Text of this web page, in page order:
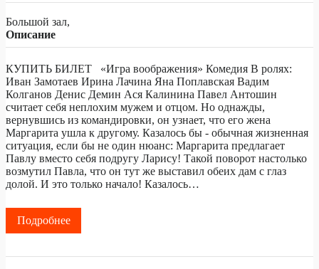
Большой зал,
Описание
КУПИТЬ БИЛЕТ «Игра воображения» Комедия В ролях:
Иван Замотаев Ирина Лачина Яна Поплавская Вадим
Колганов Денис Демин Ася Калинина Павел Антошин
считает себя неплохим мужем и отцом. Но однажды,
вернувшись из командировки, он узнает, что его жена
Маргарита ушла к другому. Казалось бы - обычная жизненная
ситуация, если бы не один нюанс: Маргарита предлагает
Павлу вместо себя подругу Ларису! Такой поворот настолько
возмутил Павла, что он тут же выставил обеих дам с глаз
долой. И это только начало! Казалось…
Подробнее